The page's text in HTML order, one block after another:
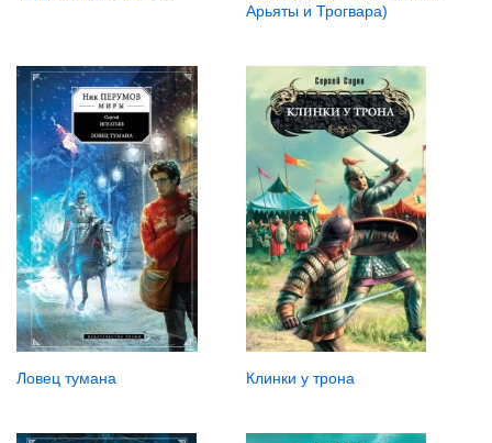
Арьяты и Трогвара)
Ловец тумана Клинки у трона